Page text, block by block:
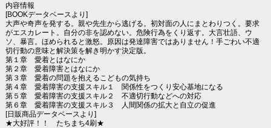
内容情報
[BOOKデータベースより]
大声や奇声を発する。親や先生から逃げる。初対面の人にまとわりつく。要求
がエスカレート。自分の非を認めない。危険行為をくり返す。大言壮語、ウ
ソ、暴言。ほめられると激怒。原因は発達障害ではありません！手ごわい不適
切行動の意味と解決策を解き明かす決定版。
第１章 愛着とはなにか
第２章 愛着障害とはなにか
第３章 愛着の問題を抱えるこどもの気持ち
第４章 愛着障害の支援スキル１ 関係性をつくり安心基地になる
第５章 愛着障害の支援スキル２ 不適切行動などへの対応
第６章 愛着障害の支援スキル３ 人間関係の拡大と自立の促進
[日販商品データベースより]
★大好評！！ たちまち4刷★